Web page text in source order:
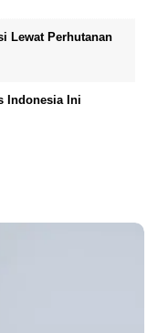
Lewat Perhutanan
Indonesia Ini